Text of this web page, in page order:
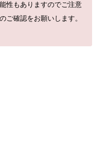
性もありますのでご注意
ご確認をお願いします。